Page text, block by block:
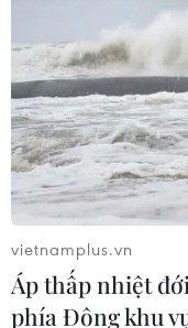
vietnamplus.vn
Áp thấp nhiệt
phía Đông khu